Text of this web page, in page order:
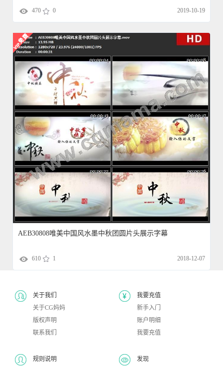
470 0 2019-10-19
AEB30808唯美中国风水墨中秋团圆片头展示字幕
610 1 2018-12-07
关于我们
关于CG妈妈
版权声明
联系我们
我要充值
新手入门
账户明细
我要充值
规则说明 发现